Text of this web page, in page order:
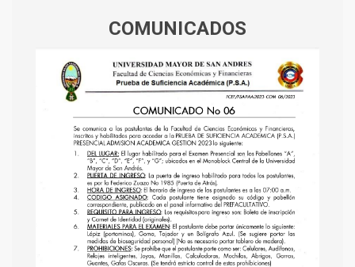
COMUNICADOS